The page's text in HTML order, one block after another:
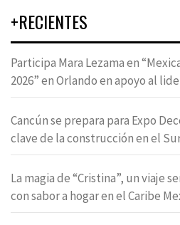
+RECIENTES
Participa Mara Lezama en
2026” en Orlando en apoyo al
Cancún se prepara para Expo
clave de la construcción en el
La magia de “Cristina”, un viaje
con sabor a hogar en el Caribe